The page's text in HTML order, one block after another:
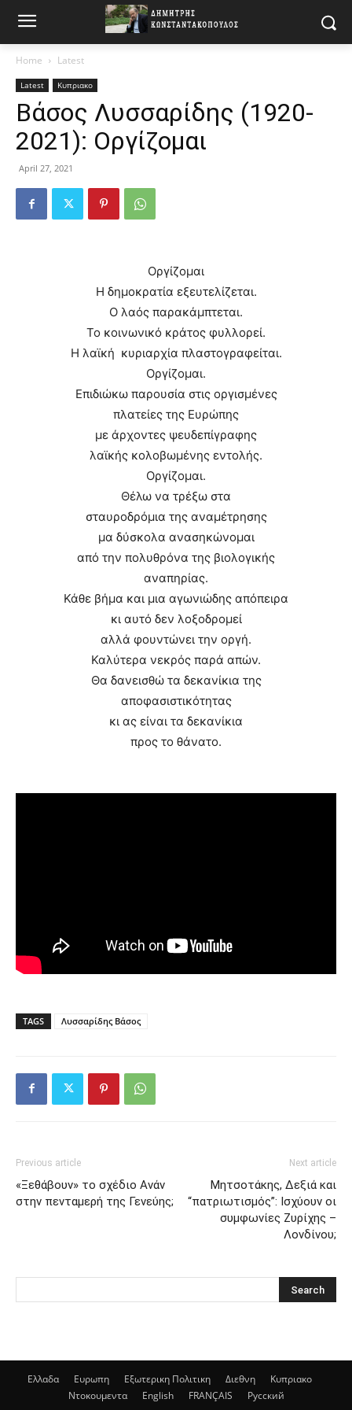
Home Latest
Latest Κυπριακο
Βάσος Λυσσαρίδης (1920-
2021): Οργίζομαι
April 27, 2021
Οργίζομαι​​​
​​​Η δημοκρατία εξευτελίζεται.
​​​Ο λαός παρακάμπτεται.
​​​Το κοινωνικό κράτος φυλλορεί.
​​​Η λαϊκή κυριαρχία πλαστογραφείται.
​​​Οργίζομαι.
​​​Επιδιώκω παρουσία στις οργισμένες
​​​​πλατείες της Ευρώπης
​​​με άρχοντες ψευδεπίγραφης
​​​​λαϊκής κολοβωμένης ​​​​​​εντολής.
​​​Οργίζομαι.
Θέλω να τρέξω στα
​​​σταυροδρόμια της αναμέτρησης
​​​μα δύσκολα ανασηκώνομαι
​​​από την πολυθρόνα της βιολογικής
​​​​​​​αναπηρίας.
​​​Κάθε βήμα και μια αγωνιώδης ​​​​​​​απόπειρα
​​​κι αυτό δεν λοξοδρομεί
​​​​αλλά φουντώνει την ​​​​οργή.
​​​Καλύτερα νεκρός ​​​παρά απών.
​​​Θα δανεισθώ τα ​​​δεκανίκια της
​​​​αποφασιστικότητας
​​​κι ας είναι τα δεκανίκια
​​​​​προς το θάνατο.
TAGS Λυσσαρίδης Βάσος
Previous article
«Ξεθάβουν» το σχέδιο Ανάν
στην πενταμερή της Γενεύης;
Next article
Μητσοτάκης, Δεξιά και
“πατριωτισμός”: Ισχύουν οι
συμφωνίες Ζυρίχης –
Λονδίνου;
Ελλαδα Ευρωπη Εξωτερικη Πολιτικη Διεθνη
Κυπριακο
Ντοκουμεντα
English FRANÇAIS Русский